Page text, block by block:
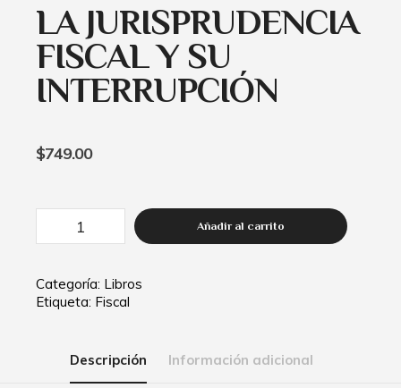
LA JURISPRUDENCIA
FISCAL Y SU
INTERRUPCIÓN
$749.00
Añadir al carrito
Categoría: Libros
Etiqueta: Fiscal
Descripción Información adicional